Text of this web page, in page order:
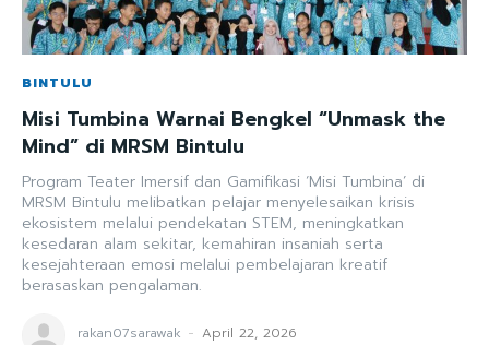
BINTULU
Misi Tumbina Warnai Bengkel “Unmask the
Mind” di MRSM Bintulu
Program Teater Imersif dan Gamifikasi ‘Misi Tumbina’ di
MRSM Bintulu melibatkan pelajar menyelesaikan krisis
ekosistem melalui pendekatan STEM, meningkatkan
kesedaran alam sekitar, kemahiran insaniah serta
kesejahteraan emosi melalui pembelajaran kreatif
berasaskan pengalaman.
rakan07sarawak - April 22, 2026